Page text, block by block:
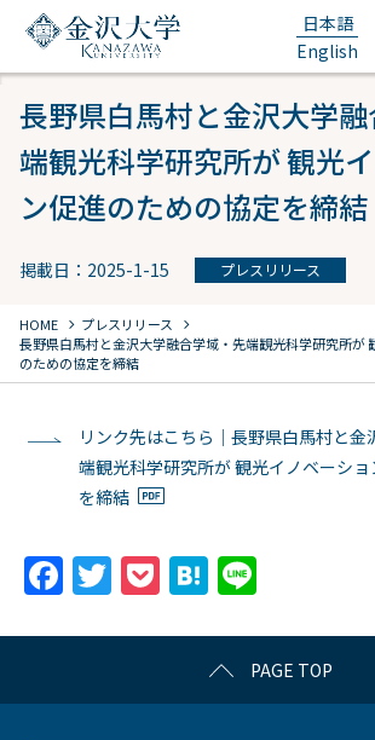
日本語
English
長野県白馬村と金沢大学
端観光科学研究所が 観光
ン促進のための協定を締結
掲載日：2025-1-15 プレスリリース
HOME chevron_right プレスリリース chevron_right
長野県白馬村と金沢大学融合学域・先端観光科学研究所が
のための協定を締結
リンク先はこちら｜長野県白馬村と金
端観光科学研究所が 観光イノベーシ
を締結
F
c
e
T
itt
er
P
c
k
H
e
n
e
PAGE TOP